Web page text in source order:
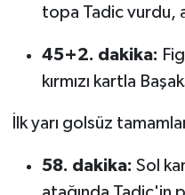
topa Tadic vurdu,
45+2. dakika:
kırmızı kartla
İlk yarı golsüz
58. dakika: Sol